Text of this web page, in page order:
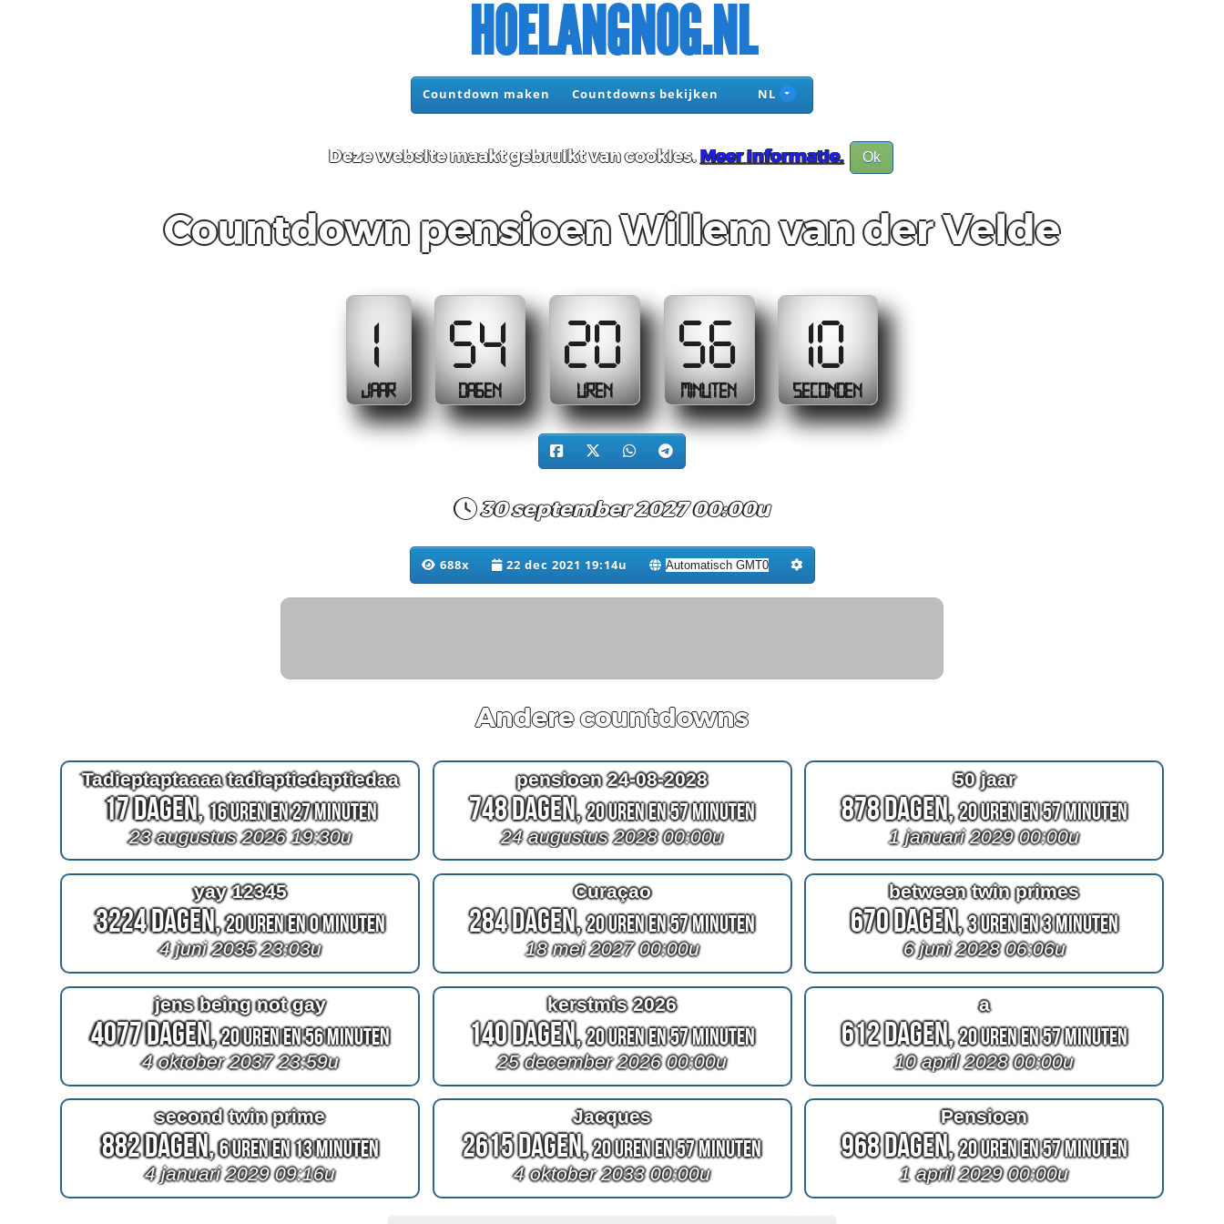
HOELANGNOG.NL
Countdown maken Countdowns bekijken NL
Deze website maakt gebruikt van cookies.Meer informatie. Ok
Countdown pensioen Willem van der Velde
1
JAAR
54
DAGEN
20
UREN
56
MINUTEN
10
SECONDEN
30 september 2027 00:00u
688x 22 dec 2021 19:14u
Andere countdowns
Tadieptaptaaaa tadieptiedaptiedaa
17 Dagen,16 Uren en 27 Minuten
23 augustus 2026 19:30u
pensioen 24-08-2028
748 Dagen,20 Uren en 57 Minuten
24 augustus 2028 00:00u
50 jaar
878 Dagen,20 Uren en 57 Minuten
1 januari 2029 00:00u
yay 12345
3224 Dagen,20 Uren en 0 Minuten
4 juni 2035 23:03u
Curaçao
284 Dagen,20 Uren en 57 Minuten
18 mei 2027 00:00u
between twin primes
670 Dagen,3 Uren en 3 Minuten
6 juni 2028 06:06u
jens being not gay
4077 Dagen,20 Uren en 56 Minuten
4 oktober 2037 23:59u
kerstmis 2026
140 Dagen,20 Uren en 57 Minuten
25 december 2026 00:00u
a
612 Dagen,20 Uren en 57 Minuten
10 april 2028 00:00u
second twin prime
882 Dagen,6 Uren en 13 Minuten
4 januari 2029 09:16u
Jacques
2615 Dagen,20 Uren en 57 Minuten
4 oktober 2033 00:00u
Pensioen
968 Dagen,20 Uren en 57 Minuten
1 april 2029 00:00u